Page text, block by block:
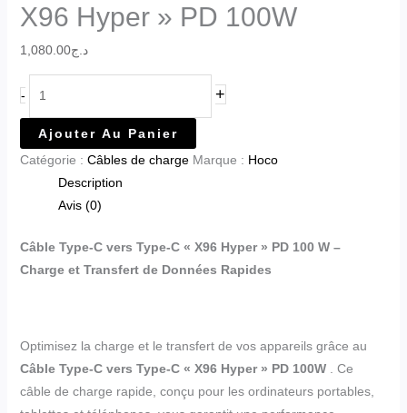
X96 Hyper » PD 100W
د.ج1,080.00
- +
Ajouter Au Panier
Catégorie : Câbles de charge Marque : Hoco
Description
Avis (0)
Câble Type-C vers Type-C « X96 Hyper » PD 100 W –
Charge et Transfert de Données Rapides
Optimisez la charge et le transfert de vos appareils grâce au
Câble Type-C vers Type-C « X96 Hyper » PD 100W. Ce
câble de charge rapide, conçu pour les ordinateurs portables,